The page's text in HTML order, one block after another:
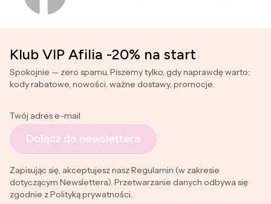
Klub VIP Afilia -20% na start
Spokojnie — zero spamu. Piszemy tylko, gdy naprawdę warto:
kody rabatowe, nowości, ważne dostawy, promocje.
Twój adres e-mail
Dołącz do newslettera
Zapisując się, akceptujesz nasz Regulamin (w zakresie
dotyczącym Newslettera). Przetwarzanie danych odbywa się
zgodnie z Polityką prywatności.